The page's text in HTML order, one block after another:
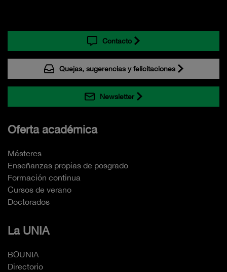
Contacto
Quejas, sugerencias y felicitaciones
Newsletter
Oferta académica
Másteres
Enseñanzas propias de posgrado
Formación continua
Cursos de verano
Doctorados
La UNIA
BOUNIA
Directorio